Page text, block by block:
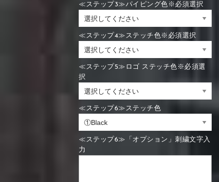
≪ステップ3≫パイピング色※必須選択
≪ステップ4≫ステッチ色※必須選択
≪ステップ5≫ロゴ ステッチ色※必須選
択
≪ステップ6≫ステッチ色
≪ステップ6≫「オプション」刺繍文字入
力